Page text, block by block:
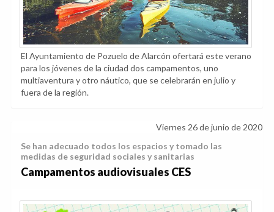
El Ayuntamiento de Pozuelo de Alarcón ofertará este verano
para los jóvenes de la ciudad dos campamentos, uno
multiaventura y otro náutico, que se celebrarán en julio y
fuera de la región.
Viernes 26 de junio de 2020
Se han adecuado todos los espacios y tomado las
medidas de seguridad sociales y sanitarias
Campamentos audiovisuales CES